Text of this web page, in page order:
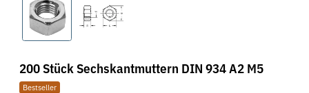
200 Stück Sechskantmuttern DIN 934 A2 M5
Bestseller